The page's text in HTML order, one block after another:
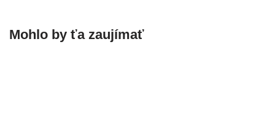
Mohlo by ťa zaujímať